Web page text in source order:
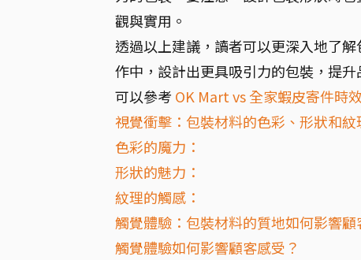
觀與實用。
透過以上建議，讀者可以更深入地了
作中，設計出更具吸引力的包裝，提升
可以參考 OK Mart vs 全家蝦皮寄件時
視覺衝擊：包裝材料的色彩、形狀和
色彩的魔力：
形狀的魅力：
紋理的觸感：
觸覺體驗：包裝材料的質地如何影響顧
觸覺體驗如何影響顧客感受？